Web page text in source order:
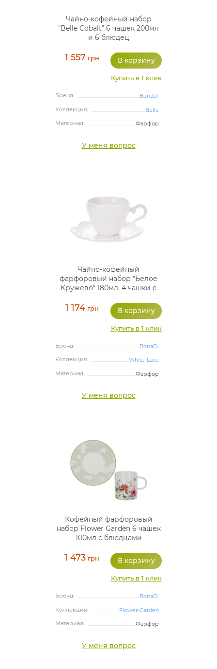
Чайно-кофейный набор
"Belle Cobalt" 6 чашек 200мл
и 6 блюдец
1 557 грн
Купить в 1 клик
Бренд:
BonaDi
Коллекция:
Belle
Материал:
Фарфор
У меня вопрос
Чайно-кофейный
фарфоровый набор "Белое
Кружево" 180мл, 4 чашки с
блюдцами
1 174грн
Купить в 1 клик
Бренд:
BonaDi
Коллекция:
White-Lace
Материал:
Фарфор
У меня вопрос
Кофейный фарфоровый
набор Flower Garden 6 чашек
100мл с блюдцами
1 473 грн
Купить в 1 клик
Бренд:
BonaDi
Коллекция:
Flower-Garden
Материал:
Фарфор
У меня вопрос